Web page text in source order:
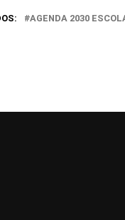
AGENDA 2030